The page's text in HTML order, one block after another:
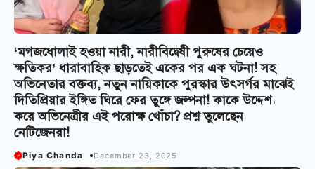
‘মগজধোলাই হ‌ওয়া নারী, নারীবিদ্বেষী পুরুষের চেয়েও
ক্ষতিকর’ ধারাবাহিক ছাড়তেই একের পর এক ঘটনা! সহ
অভিনেতার বক্তব্য, নতুন নায়িকাকে পুরস্কার উৎসর্গর মাঝেই
দিতিপ্রিয়ার ইঙ্গিত ঘিরে ফের তুঙ্গে জল্পনা! কাকে উদ্দেশ্য
করে অভিনেত্রীর এই পরোক্ষ খোঁচা? প্রশ্ন তুলেছেন
নেটিজেনরা!
Piya Chanda December 23, 2025